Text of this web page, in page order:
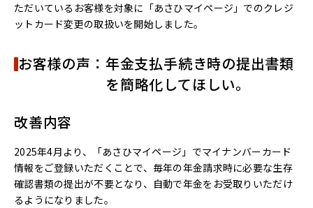
ただいているお客様を対象に「あさひマイページ」でのクレジ
ットカード変更の取扱いを開始しました。
お客様の声：年金支払手続き時の提出書類
を簡略化してほしい。
改善内容
2025年4月より、「あさひマイページ」でマイナンバーカード
情報をご登録いただくことで、毎年の年金請求時に必要な生存
確認書類の提出が不要となり、自動で年金をお受取りいただけ
るようになりました。